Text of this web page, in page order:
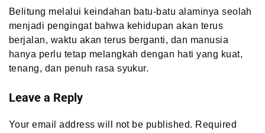
Belitung melalui keindahan batu-batu alaminya seolah
menjadi pengingat bahwa kehidupan akan terus
berjalan, waktu akan terus berganti, dan manusia
hanya perlu tetap melangkah dengan hati yang kuat,
tenang, dan penuh rasa syukur.
Leave a Reply
Your email address will not be published. Required